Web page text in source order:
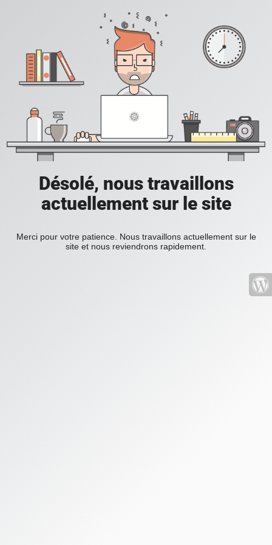
Désolé, nous travaillons
actuellement sur le site
Merci pour votre patience. Nous travaillons actuellement sur le
site et nous reviendrons rapidement.